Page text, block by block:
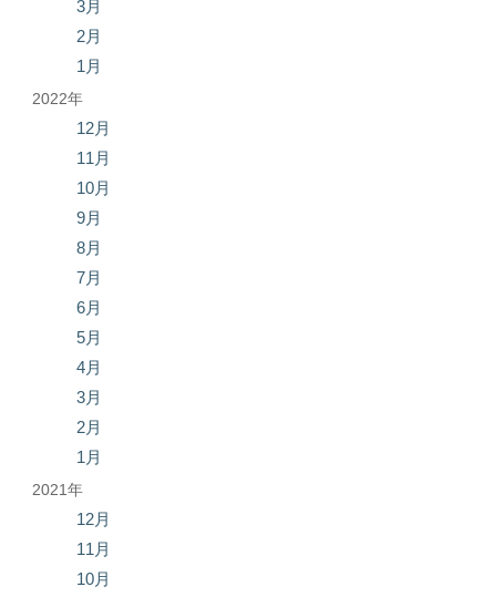
3月
2月
1月
2022年
12月
11月
10月
9月
8月
7月
6月
5月
4月
3月
2月
1月
2021年
12月
11月
10月